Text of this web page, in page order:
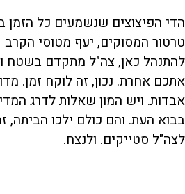
הדי הפיצוצים שנשמעים כל הזמן
טרטור המסוקים, יעף מטוסי
להתנהל כאן, צה"ל מתקדם בשטח
אתכם אחרת. נכון, זה לוקח זמן.
אבדות. ויש המון שאלות לדרג
בבוא העת. והם כולם ילכו הביתה,
לצה"ל סטייקים. ולנצח.